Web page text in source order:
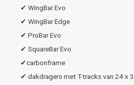
✔ WingBar Evo
✔ WingBar Edge
✔ ProBar Evo
✔ SquareBar Evo
✔carbonframe
✔ dakdragers met T-tracks van 24 x